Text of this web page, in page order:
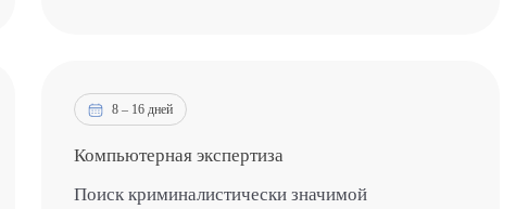
8 – 16 дней
Компьютерная экспертиза
Поиск криминалистически значимой